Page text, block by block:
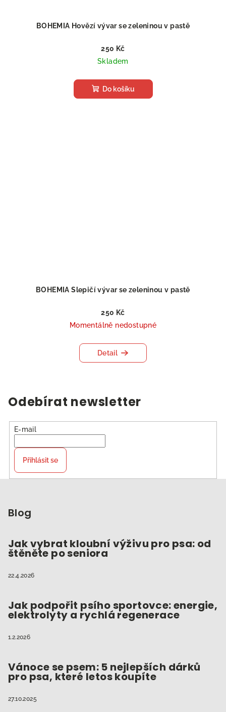
BOHEMIA Hovězí vývar se zeleninou v pastě
250 Kč
Skladem
Do košíku
BOHEMIA Slepičí vývar se zeleninou v pastě
250 Kč
Momentálně nedostupné
Detail
Odebírat newsletter
E-mail
Přihlásit se
Blog
Jak vybrat kloubní výživu pro psa: od
štěněte po seniora
22.4.2026
Jak podpořit psího sportovce: energie,
elektrolyty a rychlá regenerace
1.2.2026
Vánoce se psem: 5 nejlepších dárků
pro psa, které letos koupíte
27.10.2025